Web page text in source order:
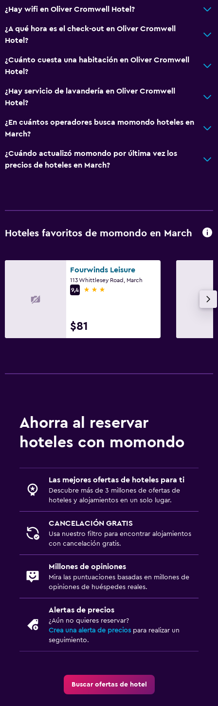
Zona de trabajo
Posibilidad de habitaciones conectadas
¿Hay wifi en Oliver Cromwell Hotel?
¿A qué hora es el check-out en Oliver Cromwell
Hotel?
¿Cuánto cuesta una habitación en Oliver Cromwell
Hotel?
¿Hay servicio de lavandería en Oliver Cromwell
Hotel?
¿En cuántos operadores busca momondo hoteles en
March?
¿Cuándo actualizó momondo por última vez los
precios de hoteles en March?
Hoteles favoritos de momondo en March
Fourwinds Leisure
113 Whittlesey Road, March
9,4
3 estrellas
$81
Ahorra al reservar
hoteles con momondo
Las mejores ofertas de hoteles para ti
Descubre más de 3 millones de ofertas de
hoteles y alojamientos en un solo lugar.
CANCELACIÓN GRATIS
Usa nuestro filtro para encontrar alojamientos
con cancelación gratis.
Millones de opiniones
Mira las puntuaciones basadas en millones de
opiniones de huéspedes reales.
Alertas de precios
¿Aún no quieres reservar?
Crea una alerta de precios para realizar un
seguimiento.
Buscar ofertas de hotel